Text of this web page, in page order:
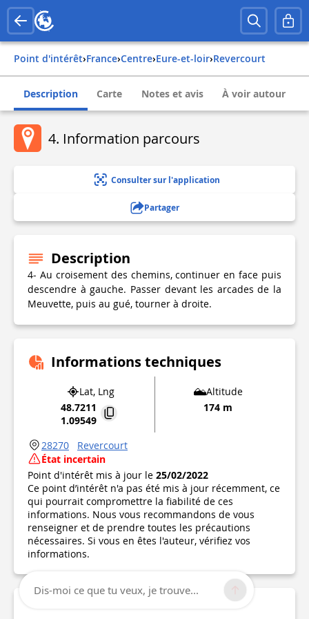
Point d'intérêt› france› centre› eure-et-loir› revercourt
Description Carte Notes et avis À voir autour
4. Information parcours
Consulter sur l'application
Partager
Description
4- Au croisement des chemins, continuer en face puis
descendre à gauche. Passer devant les arcades de la
Meuvette, puis au gué, tourner à droite.
Informations techniques
Lat, Lng
48.7211
1.09549
Altitude
174 m
28270
Revercourt
État incertain
Point d'intérêt mis à jour le 25/02/2022
Ce point d’intérêt n'a pas été mis à jour récemment, ce
qui pourrait compromettre la fiabilité de ces
informations. Nous vous recommandons de vous
renseigner et de prendre toutes les précautions
nécessaires. Si vous en êtes l'auteur, vérifiez vos
informations.
Dis-moi ce que tu veux, je trouve...